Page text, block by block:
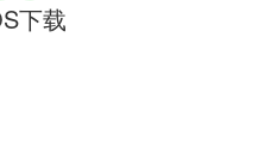
下载